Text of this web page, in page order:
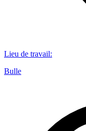
Lieu de travail:
Bulle